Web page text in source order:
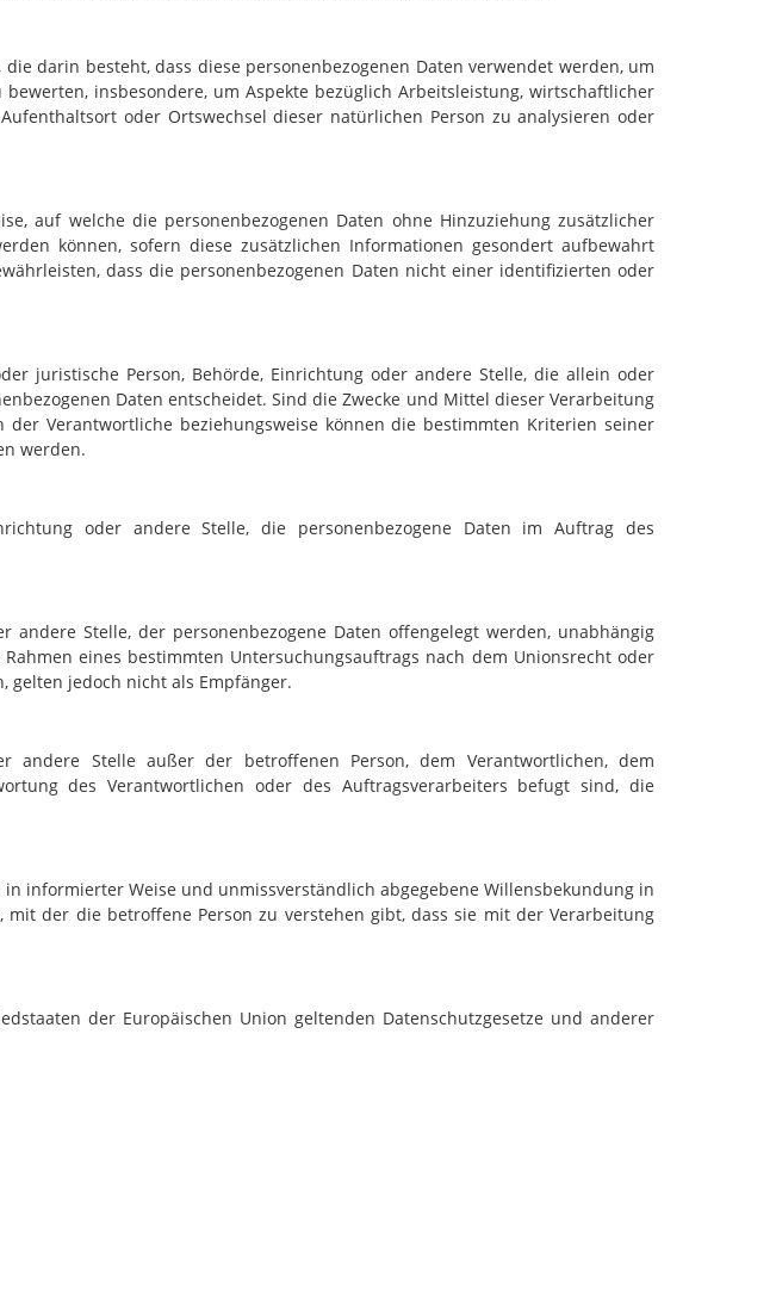
darin besteht, dass diese personenbezogenen Daten verwendet werden, um
insbesondere, um Aspekte bezüglich Arbeitsleistung, wirtschaftlicher
oder Ortswechsel dieser natürlichen Person zu analysieren oder
auf welche die personenbezogenen Daten ohne Hinzuziehung zusätzlicher
können, sofern diese zusätzlichen Informationen gesondert aufbewahrt
dass die personenbezogenen Daten nicht einer identifizierten oder
juristische Person, Behörde, Einrichtung oder andere Stelle, die allein oder
Daten entscheidet. Sind die Zwecke und Mittel dieser Verarbeitung
Verantwortliche beziehungsweise können die bestimmten Kriterien seiner
werden.
oder andere Stelle, die personenbezogene Daten im Auftrag des
Stelle, der personenbezogene Daten offengelegt werden, unabhängig
eines bestimmten Untersuchungsauftrags nach dem Unionsrecht oder
gelten jedoch nicht als Empfänger.
Stelle außer der betroffenen Person, dem Verantwortlichen, dem
des Verantwortlichen oder des Auftragsverarbeiters befugt sind, die
informierter Weise und unmissverständlich abgegebene Willensbekundung in
der die betroffene Person zu verstehen gibt, dass sie mit der Verarbeitung
der Europäischen Union geltenden Datenschutzgesetze und anderer